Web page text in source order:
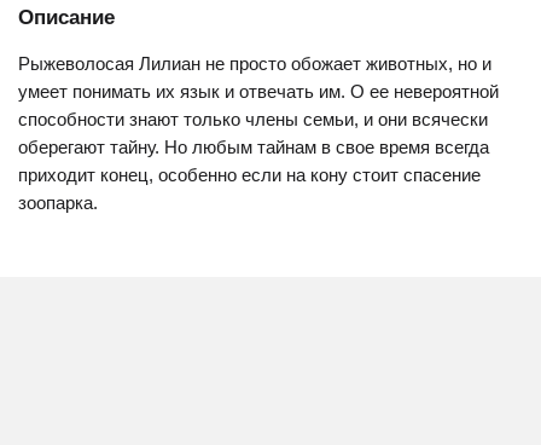
Описание
Рыжеволосая Лилиан не просто обожает животных, но и
умеет понимать их язык и отвечать им. О ее невероятной
способности знают только члены семьи, и они всячески
оберегают тайну. Но любым тайнам в свое время всегда
приходит конец, особенно если на кону стоит спасение
зоопарка.